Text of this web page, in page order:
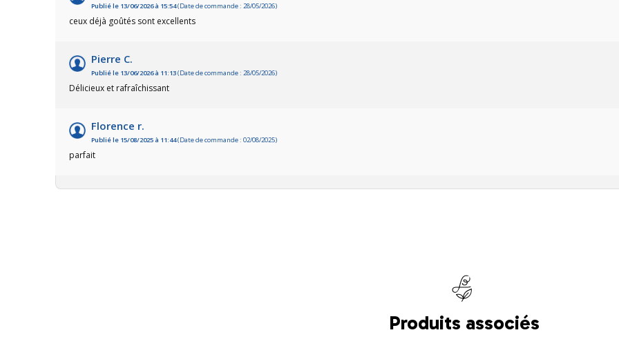
Publié le 13/06/2026 à 15:54(Date de commande : 28/05/2026)
ceux déjà goûtés sont excellents
Pierre C.
Publié le 13/06/2026 à 11:13(Date de commande : 28/05/2026)
Délicieux et rafraîchissant
Florence r.
Publié le 15/08/2025 à 11:44(Date de commande : 02/08/2025)
parfait
Produits associés